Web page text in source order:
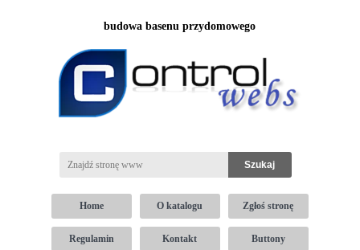
budowa basenu przydomowego
Home O katalogu Zgłoś stronę
Regulamin Kontakt Buttony